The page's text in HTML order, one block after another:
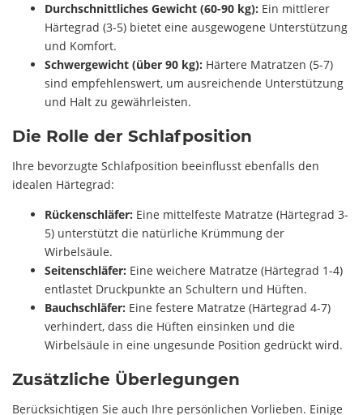
Durchschnittliches Gewicht (60-90 kg): Ein mittlerer
Härtegrad (3-5) bietet eine ausgewogene Unterstützung
und Komfort.
Schwergewicht (über 90 kg): Härtere Matratzen (5-7)
sind empfehlenswert, um ausreichende Unterstützung
und Halt zu gewährleisten.
Die Rolle der Schlafposition
Ihre bevorzugte Schlafposition beeinflusst ebenfalls den
idealen Härtegrad:
Rückenschläfer: Eine mittelfeste Matratze (Härtegrad 3-
5) unterstützt die natürliche Krümmung der
Wirbelsäule.
Seitenschläfer: Eine weichere Matratze (Härtegrad 1-4)
entlastet Druckpunkte an Schultern und Hüften.
Bauchschläfer: Eine festere Matratze (Härtegrad 4-7)
verhindert, dass die Hüften einsinken und die
Wirbelsäule in eine ungesunde Position gedrückt wird.
Zusätzliche Überlegungen
Berücksichtigen Sie auch Ihre persönlichen Vorlieben. Einige